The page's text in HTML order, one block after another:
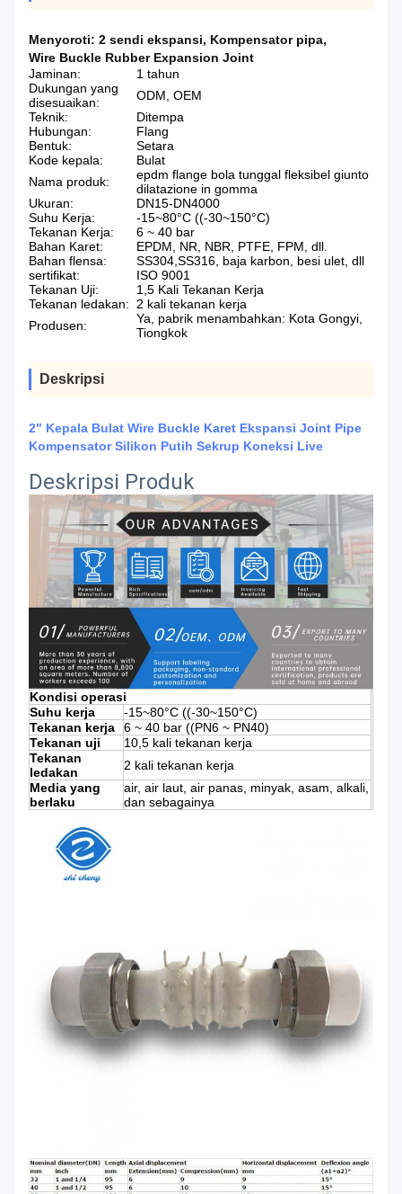
Menyoroti: 2 sendi ekspansi, Kompensator pipa,
Wire Buckle Rubber Expansion Joint
Jaminan:
1 tahun
Dukungan yang
disesuaikan:
ODM, OEM
Teknik:
Ditempa
Hubungan:
Flang
Bentuk:
Setara
Kode kepala:
Bulat
Nama produk:
epdm flange bola tunggal fleksibel giunto
dilatazione in gomma
Ukuran:
DN15-DN4000
Suhu Kerja:
-15~80°C ((-30~150°C)
Tekanan Kerja:
6 ~ 40 bar
Bahan Karet:
EPDM, NR, NBR, PTFE, FPM, dll.
Bahan flensa:
SS304,SS316, baja karbon, besi ulet, dll
sertifikat:
ISO 9001
Tekanan Uji:
1,5 Kali Tekanan Kerja
Tekanan ledakan: 2 kali tekanan kerja
Produsen:
Ya, pabrik menambahkan: Kota Gongyi,
Tiongkok
Deskripsi
2" Kepala Bulat Wire Buckle Karet Ekspansi Joint Pipe
Kompensator Silikon Putih Sekrup Koneksi Live
Deskripsi Produk
Kondisi operasi
Suhu kerja
-15~80°C ((-30~150°C)
Tekanan kerja
6 ~ 40 bar ((PN6 ~ PN40)
Tekanan uji
10,5 kali tekanan kerja
Tekanan
ledakan
2 kali tekanan kerja
Media yang
berlaku
air, air laut, air panas, minyak, asam, alkali,
dan sebagainya